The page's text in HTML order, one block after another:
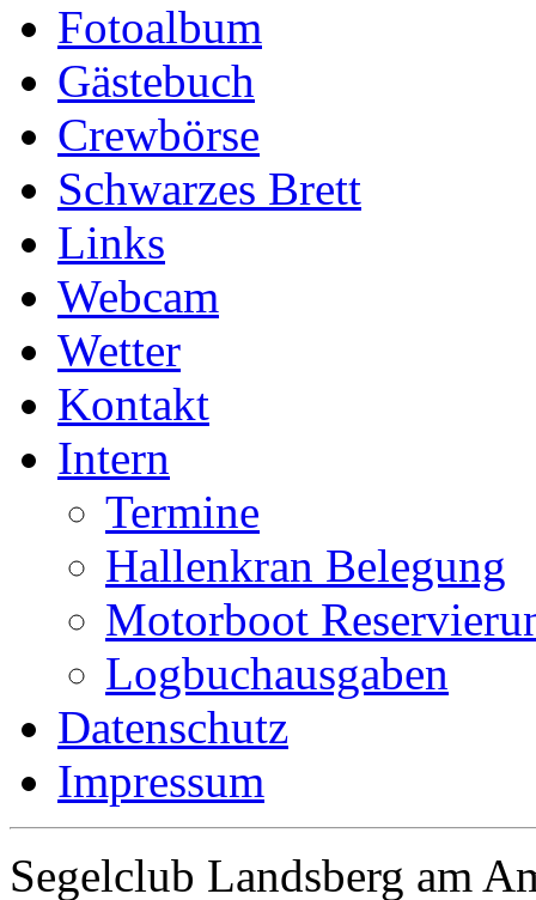
Fotoalbum
Gästebuch
Crewbörse
Schwarzes Brett
Links
Webcam
Wetter
Kontakt
Intern
Termine
Hallenkran Belegung
Motorboot
Logbuchausgaben
Datenschutz
Impressum
Segelclub Landsberg am